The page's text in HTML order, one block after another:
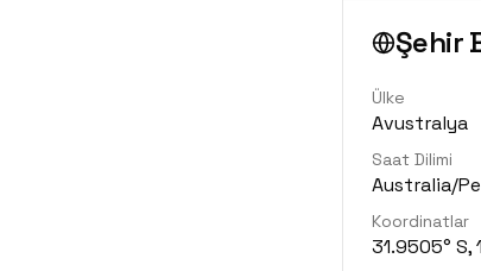
Şehir
Ülke
Avustralya
Saat Dilimi
Australia/
Koordinatlar
31.9505° S,